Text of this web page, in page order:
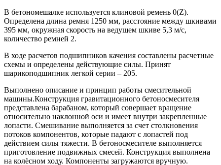
В бетономешалке используется клиновой ремень 0(Z).
Определена длина ремня 1250 мм, расстояние между шкивами
395 мм, окружная скорость на ведущем шкиве 5,3 м/с,
количество ремней 2.
В ходе расчетов подшипников качения составлены расчетные
схемы и определены действующие силы. Принят
шарикоподшипник легкой серии – 205.
Выполнено описание и принцип работы смесительной
машины.Конструкция гравитационного бетоносмесителя
представлена барабаном, который совершает вращение
относительно наклонной оси и имеет внутри закрепленные
лопасти. Смешивание выполняется за счет столкновения
потоков компонентов, которые падают с лопастей под
действием силы тяжести. В бетоносмесителе выполняется
приготовление подвижных смесей. Конструкция выполнена
на колёсном ходу. Компоненты загружаются вручную.